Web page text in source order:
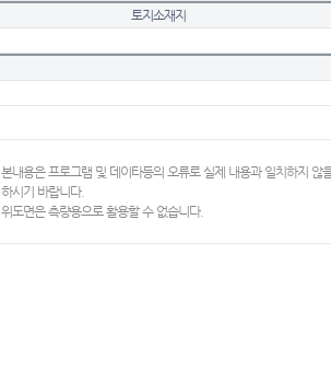
토지소재지
본내용은 프로그램 및 데이타등의 오류로 실제 내용과 일치하지
하시기 바랍니다.
위도면은 측량용으로 활용할 수 없습니다.